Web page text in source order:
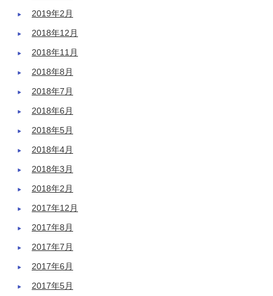
2019年2月
2018年12月
2018年11月
2018年8月
2018年7月
2018年6月
2018年5月
2018年4月
2018年3月
2018年2月
2017年12月
2017年8月
2017年7月
2017年6月
2017年5月